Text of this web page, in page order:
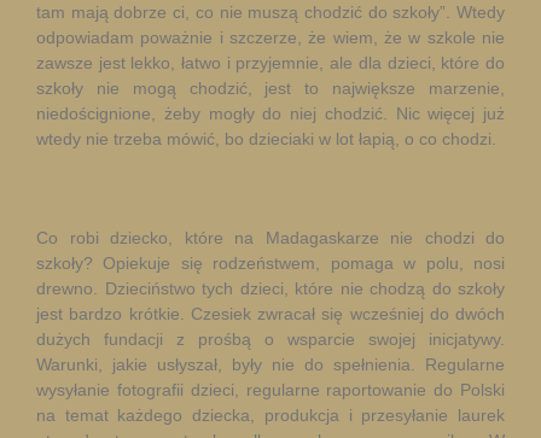
tam mają dobrze ci, co nie muszą chodzić do szkoły”. Wtedy
odpowiadam poważnie i szczerze, że wiem, że w szkole nie
zawsze jest lekko, łatwo i przyjemnie, ale dla dzieci, które do
szkoły nie mogą chodzić, jest to największe marzenie,
niedoścignione, żeby mogły do niej chodzić. Nic więcej już
wtedy nie trzeba mówić, bo dzieciaki w lot łapią, o co chodzi.
Co robi dziecko, które na Madagaskarze nie chodzi do
szkoły? Opiekuje się rodzeństwem, pomaga w polu, nosi
drewno. Dzieciństwo tych dzieci, które nie chodzą do szkoły
jest bardzo krótkie. Czesiek zwracał się wcześniej do dwóch
dużych fundacji z prośbą o wsparcie swojej inicjatywy.
Warunki, jakie usłyszał, były nie do spełnienia. Regularne
wysyłanie fotografii dzieci, regularne raportowanie do Polski
na temat każdego dziecka, produkcja i przesyłanie laurek